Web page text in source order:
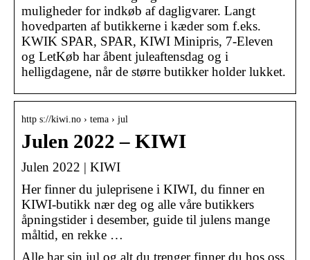
muligheder for indkøb af dagligvarer. Langt
hovedparten af butikkerne i kæder som f.eks.
KWIK SPAR, SPAR, KIWI Minipris, 7-Eleven
og LetKøb har åbent juleaftensdag og i
helligdagene, når de større butikker holder lukket.
http s://kiwi.no › tema › jul
Julen 2022 – KIWI
Julen 2022 | KIWI
Her finner du juleprisene i KIWI, du finner en
KIWI-butikk nær deg og alle våre butikkers
åpningstider i desember, guide til julens mange
måltid, en rekke …
Alle har sin jul og alt du trenger finner du hos oss.